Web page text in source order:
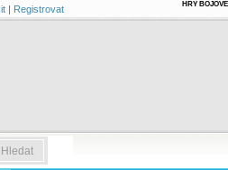
HRY BOJOVÉ
| Registrovat